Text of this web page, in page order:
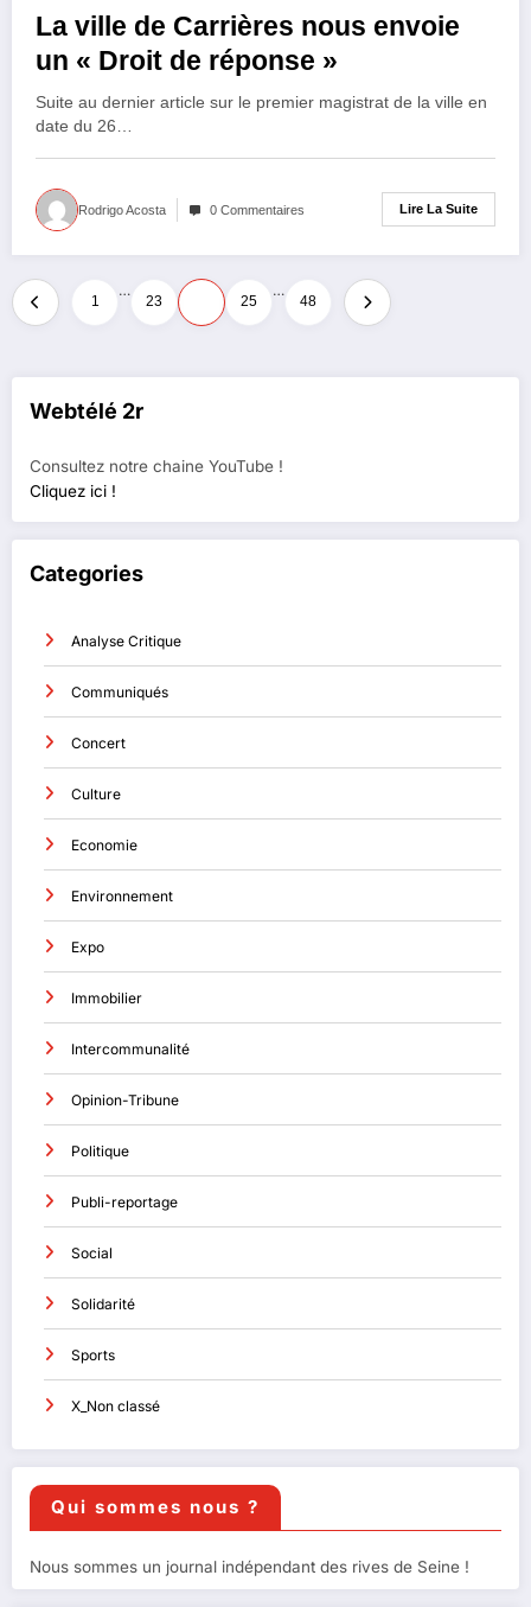
La ville de Carrières nous envoie
un « Droit de réponse »
Suite au dernier article sur le premier magistrat de la ville en
date du 26…
Rodrigo Acosta 0 Commentaires Lire La Suite
Pagination
des
publications
1
…
23 25
…
48
Webtélé 2r
Consultez notre chaine YouTube !
Cliquez ici !
Categories
Analyse Critique
Communiqués
Concert
Culture
Economie
Environnement
Expo
Immobilier
Intercommunalité
Opinion-Tribune
Politique
Publi-reportage
Social
Solidarité
Sports
X_Non classé
Qui sommes nous ?
Nous sommes un journal indépendant des rives de Seine !